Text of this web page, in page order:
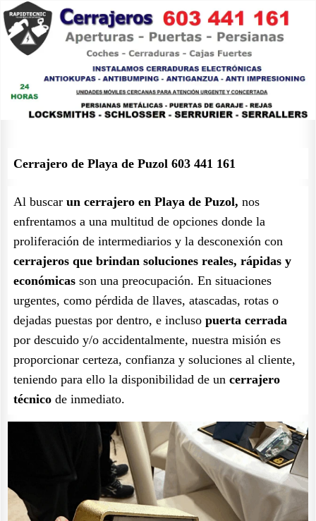
Cerrajero de Playa de Puzol 603 441 161
Al buscar un cerrajero en Playa de Puzol, nos
enfrentamos a una multitud de opciones donde la
proliferación de intermediarios y la desconexión con
cerrajeros que brindan soluciones reales, rápidas y
económicas son una preocupación. En situaciones
urgentes, como pérdida de llaves, atascadas, rotas o
dejadas puestas por dentro, e incluso puerta cerrada
por descuido y/o accidentalmente, nuestra misión es
proporcionar certeza, confianza y soluciones al cliente,
teniendo para ello la disponibilidad de un cerrajero
técnico de inmediato.